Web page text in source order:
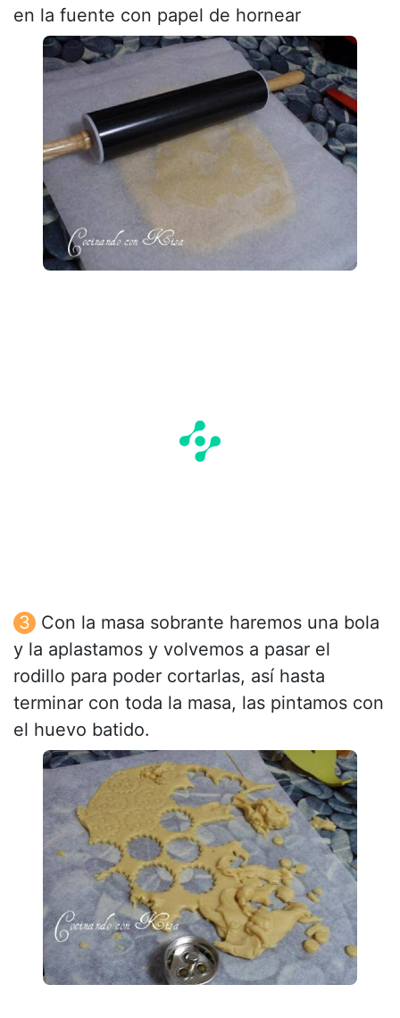
en la fuente con papel de hornear
Con la masa sobrante haremos una bola
y la aplastamos y volvemos a pasar el
rodillo para poder cortarlas, así hasta
terminar con toda la masa, las pintamos con
el huevo batido.